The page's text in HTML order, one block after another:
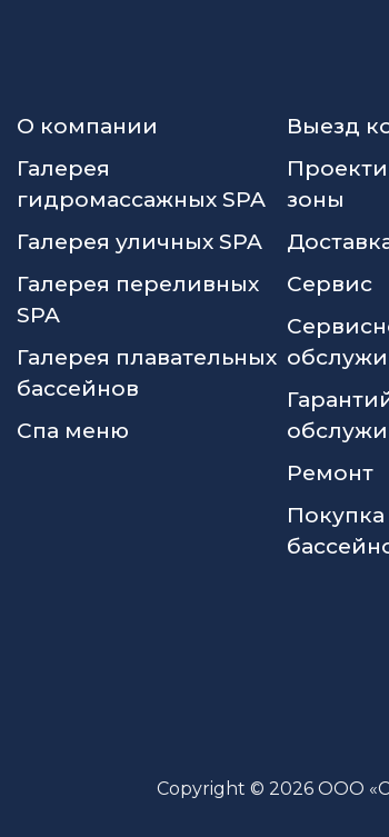
О компании
Галерея
гидромассажных SPA
Галерея уличных SPA
Галерея переливных
SPA
Галерея плавательных
бассейнов
Спа меню
Выезд
зоны
Сервис
Ремонт
Покупка
Copyright © 2026 ООО